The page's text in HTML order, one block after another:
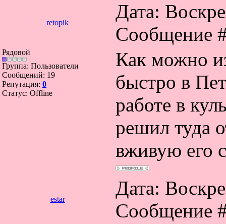
retopik
Дата:
Сообщение
Рядовой
Группа: Пользователи
Сообщений: 19
Репутация: 0
Статус: Offline
Как можно
быстро в
работе в
решил туда
вживую его
estar
Дата:
Сообщение